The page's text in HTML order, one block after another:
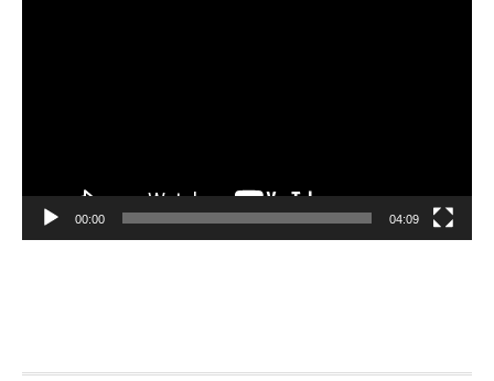
00:00 04:09